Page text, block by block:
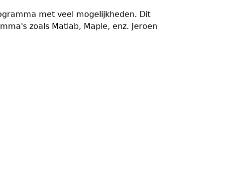
met veel mogelijkheden. Dit
zoals Matlab, Maple, enz. Jeroen